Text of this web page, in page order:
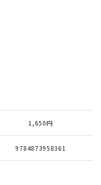
1,650円
9784873958361